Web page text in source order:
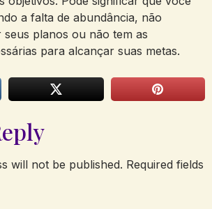
a falta de abundância, não
planos ou não tem as
para alcançar suas metas.
will not be published. Required fields